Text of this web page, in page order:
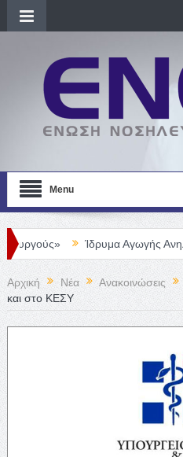
Menu
Ίδρυμα Αγωγής Ανηλίκων
Αρχική Νέα Ανακοινώσεις
και στο ΚΕΣΥ